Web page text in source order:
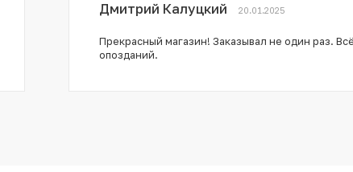
Дмитрий Калуцкий 20.01.2025
Прекрасный магазин! Заказывал не один раз.
опозданий.